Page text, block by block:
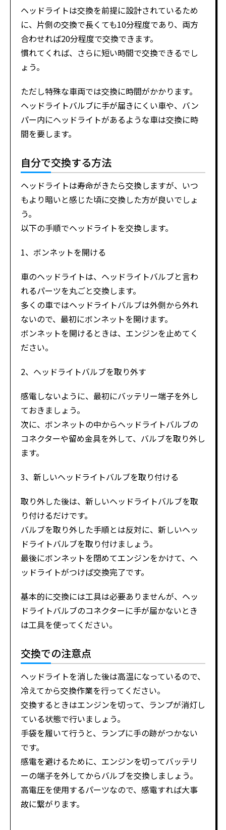
ヘッドライトは交換を前提に設計されているため
に、片側の交換で長くても10分程度であり、両方
合わせれば20分程度で交換できます。
慣れてくれば、さらに短い時間で交換できるでし
ょう。
ただし特殊な車両では交換に時間がかかります。
ヘッドライトバルブに手が届きにくい車や、バン
パー内にヘッドライトがあるような車は交換に時
間を要します。
自分で交換する方法
ヘッドライトは寿命がきたら交換しますが、いつ
もより暗いと感じた頃に交換した方が良いでしょ
う。
以下の手順でヘッドライトを交換します。
1、ボンネットを開ける
車のヘッドライトは、ヘッドライトバルブと言わ
れるパーツを丸ごと交換します。
多くの車ではヘッドライトバルブは外側から外れ
ないので、最初にボンネットを開けます。
ボンネットを開けるときは、エンジンを止めてく
ださい。
2、ヘッドライトバルブを取り外す
感電しないように、最初にバッテリー端子を外し
ておきましょう。
次に、ボンネットの中からヘッドライトバルブの
コネクターや留め金具を外して、バルブを取り外し
ます。
3、新しいヘッドライトバルブを取り付ける
取り外した後は、新しいヘッドライトバルブを取
り付けるだけです。
バルブを取り外した手順とは反対に、新しいヘッ
ドライトバルブを取り付けましょう。
最後にボンネットを閉めてエンジンをかけて、ヘ
ッドライトがつけば交換完了です。
基本的に交換には工具は必要ありませんが、ヘッ
ドライトバルブのコネクターに手が届かないとき
は工具を使ってください。
交換での注意点
ヘッドライトを消した後は高温になっているので、
冷えてから交換作業を行ってください。
交換するときはエンジンを切って、ランプが消灯し
ている状態で行いましょう。
手袋を履いて行うと、ランプに手の跡がつかない
です。
感電を避けるために、エンジンを切ってバッテリ
ーの端子を外してからバルブを交換しましょう。
高電圧を使用するパーツなので、感電すれば大事
故に繋がります。